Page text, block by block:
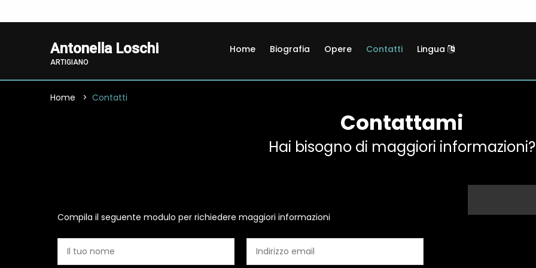
Antonella Loschi
ARTIGIANO
Home Biografia Opere Contatti Lingua
Home Contatti
Contattami
Hai bisogno di maggiori informazioni?
Compila il seguente modulo per richiedere maggiori informazioni